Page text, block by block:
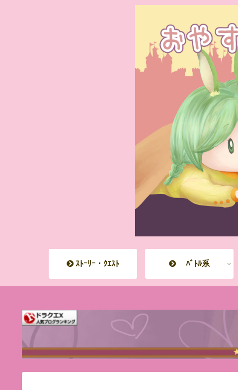
ｽﾄｰﾘｰ・ｸｴｽﾄ ﾊﾞﾄﾙ系